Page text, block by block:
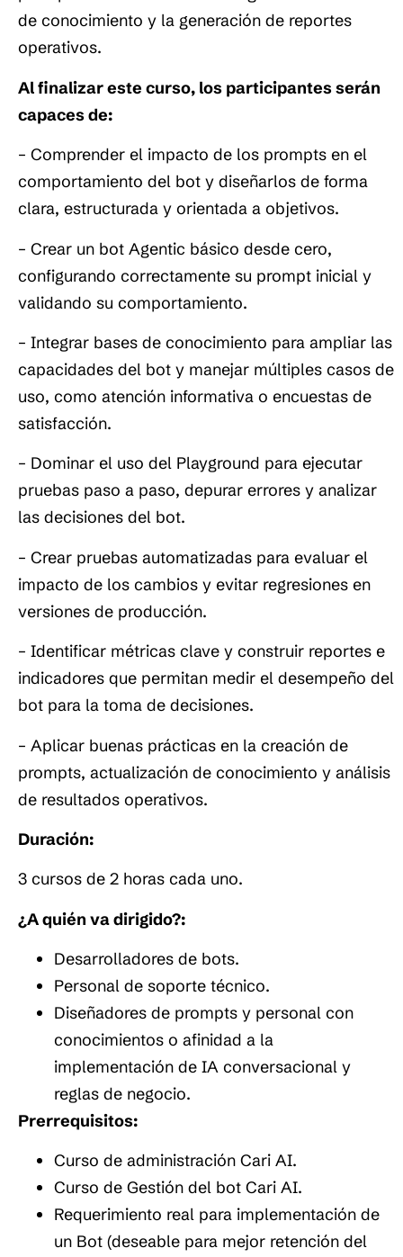
de conocimiento y la generación de reportes
operativos.
Al finalizar este curso, los participantes serán
capaces de:
– Comprender el impacto de los prompts en el
comportamiento del bot y diseñarlos de forma
clara, estructurada y orientada a objetivos.
– Crear un bot Agentic básico desde cero,
configurando correctamente su prompt inicial y
validando su comportamiento.
– Integrar bases de conocimiento para ampliar las
capacidades del bot y manejar múltiples casos de
uso, como atención informativa o encuestas de
satisfacción.
– Dominar el uso del Playground para ejecutar
pruebas paso a paso, depurar errores y analizar
las decisiones del bot.
– Crear pruebas automatizadas para evaluar el
impacto de los cambios y evitar regresiones en
versiones de producción.
– Identificar métricas clave y construir reportes e
indicadores que permitan medir el desempeño del
bot para la toma de decisiones.
– Aplicar buenas prácticas en la creación de
prompts, actualización de conocimiento y análisis
de resultados operativos.
Duración:
3 cursos de 2 horas cada uno.
¿A quién va dirigido?:
Desarrolladores de bots.
Personal de soporte técnico.
Diseñadores de prompts y personal con
conocimientos o afinidad a la
implementación de IA conversacional y
reglas de negocio.
Prerrequisitos:
Curso de administración Cari AI.
Curso de Gestión del bot Cari AI.
Requerimiento real para implementación de
un Bot (deseable para mejor retención del